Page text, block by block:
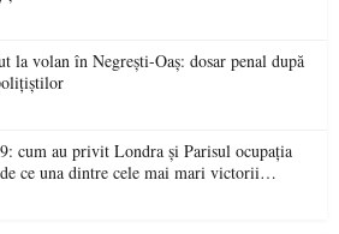
la volan în Negrești-Oaș: dosar penal după
cum au privit Londra și Parisul ocupația
ce una dintre cele mai mari victorii
a devenit o controversă diplomatică